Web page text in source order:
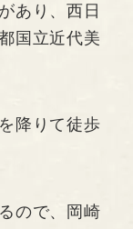
あり、西日
国立近代美
降りて徒歩
ので、岡崎